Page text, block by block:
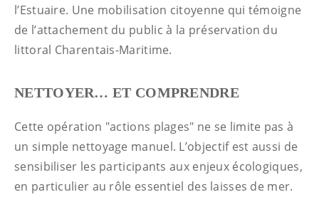
l’Estuaire. Une mobilisation citoyenne qui témoigne
de l’attachement du public à la préservation du
littoral Charentais-Maritime.
NETTOYER… ET COMPRENDRE
Cette opération "actions plages" ne se limite pas à
un simple nettoyage manuel. L’objectif est aussi de
sensibiliser les participants aux enjeux écologiques,
en particulier au rôle essentiel des laisses de mer.